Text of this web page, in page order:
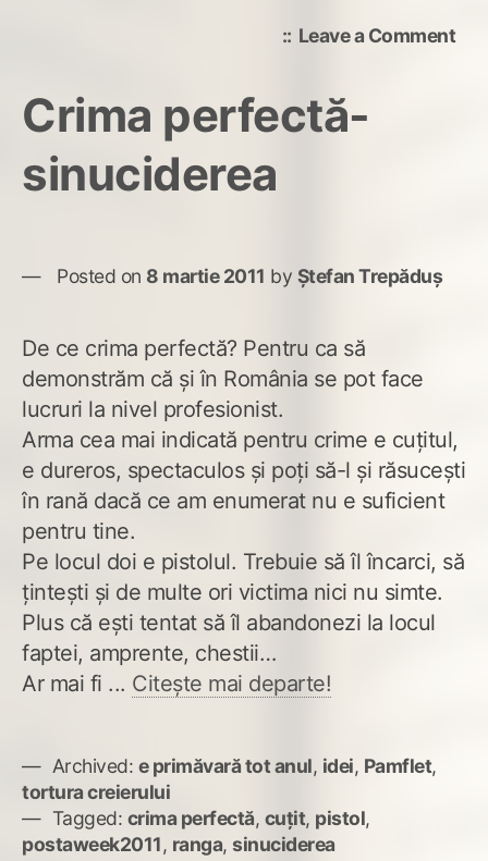
Leave a Commenton
Crima perfectă-
sinuciderea
Posted on 8 martie 2011 by Ștefan Trepăduș
De ce crima perfectă? Pentru ca să
demonstrăm că și în România se pot face
lucruri la nivel profesionist.
Arma cea mai indicată pentru crime e cuțitul,
e dureros, spectaculos și poți să-l și răsucești
în rană dacă ce am enumerat nu e suficient
pentru tine.
Pe locul doi e pistolul. Trebuie să îl încarci, să
țintești și de multe ori victima nici nu simte.
Plus că ești tentat să îl abandonezi la locul
faptei, amprente, chestii…
Ar mai fi ... Citește mai departe!
Archived: e primăvară tot anul, idei, Pamflet,
tortura creierului
Tagged: crima perfectă, cuțit, pistol,
postaweek2011, ranga, sinuciderea